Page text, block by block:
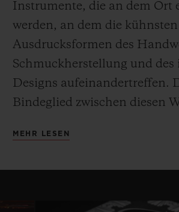
Instrumente, die an dem Ort
werden, an dem die kühnsten
Ausdrucksformen des
Schmuckherstellung und
Designs aufeinandertreffen.
Bindeglied zwischen diesen
abenteuerlustiger Sammler
der Konzeption der Big Bang
MEHR LESEN